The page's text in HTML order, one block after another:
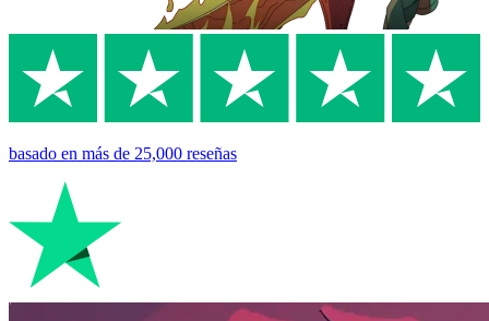
basado en más de 25,000 reseñas